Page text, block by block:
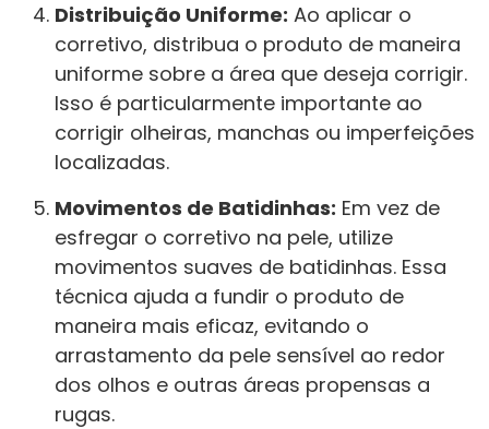
Distribuição Uniforme: Ao aplicar o
corretivo, distribua o produto de maneira
uniforme sobre a área que deseja corrigir.
Isso é particularmente importante ao
corrigir olheiras, manchas ou imperfeições
localizadas.
Movimentos de Batidinhas: Em vez de
esfregar o corretivo na pele, utilize
movimentos suaves de batidinhas. Essa
técnica ajuda a fundir o produto de
maneira mais eficaz, evitando o
arrastamento da pele sensível ao redor
dos olhos e outras áreas propensas a
rugas.